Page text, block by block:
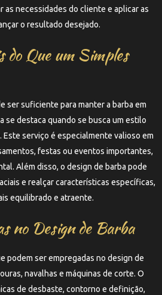
as necessidades do cliente e aplicar as
o resultado desejado.
do Que um Simples
ser suficiente para manter a barba em
se destaca quando se busca um estilo
Este serviço é especialmente valioso em
festas ou eventos importantes,
Além disso, o design de barba pode
e realçar características específicas,
equilibrado e atraente.
no Design de Barba
podem ser empregadas no design de
navalhas e máquinas de corte. O
de desbaste, contorno e definição,